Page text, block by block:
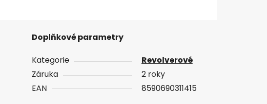
Doplňkové parametry
Kategorie
Revolverové
Záruka
2 roky
EAN
8590690311415